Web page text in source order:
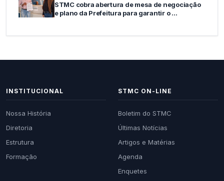
STMC cobra abertura de mesa de negociação
e plano da Prefeitura para garantir o …
INSTITUCIONAL
Nossa História
Diretoria
Estrutura
Formação
STMC ON-LINE
Boletim do STMC
Últimas Notícias
Artigos e Matérias
Agenda
Enquetes